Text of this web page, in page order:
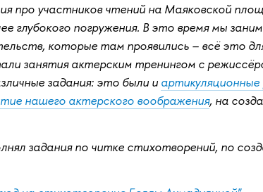
про участников чтений на Маяковской
глубокого погружения. В это время мы
которые там проявились – всё это
занятия актерским тренингом с
задания: это были и артикуляционные
нашего актерского воображения, на
задания по читке стихотворений, по